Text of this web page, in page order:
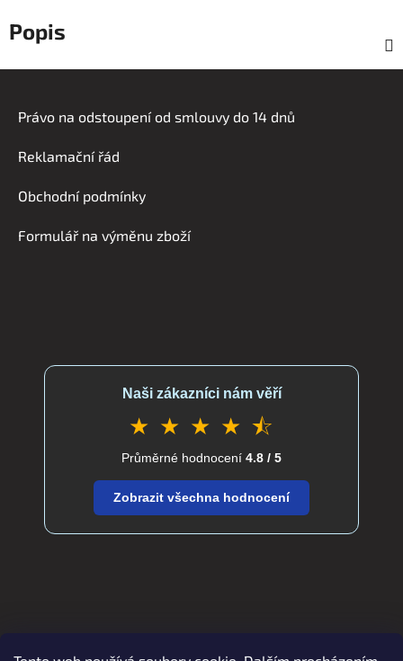
Popis
Právo na odstoupení od smlouvy do 14 dnů
Reklamační řád
Obchodní podmínky
Formulář na výměnu zboží
Naši zákazníci nám věří
★ ★ ★ ★ ⯪
Průměrné hodnocení 4.8 / 5
Zobrazit všechna hodnocení